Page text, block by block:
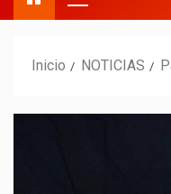
Inicio NOTICIAS